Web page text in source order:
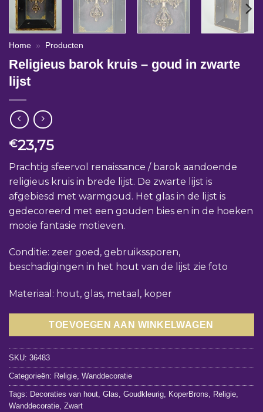
Home » Producten
Religieus barok kruis – goud in zwarte
lijst
€23,75
Prachtig sfeervol renaissance / barok aandoende
religieus kruis in brede lijst. De zwarte lijst is
afgebiesd met warmgoud. Het glas in de lijst is
gedecoreerd met een gouden bies en in de hoeken
mooie fantasie motieven.
Conditie: zeer goed, gebruikssporen,
beschadigingen in het hout van de lijst zie foto
Materiaal: hout, glas, metaal, koper
TOEVOEGEN AAN WINKELWAGEN
SKU: 36483
Categorieën: Religie Wanddecoratie
Tags: Decoraties van hout Glas Goudkleurig KoperBrons Religie
Wanddecoratie Zwart